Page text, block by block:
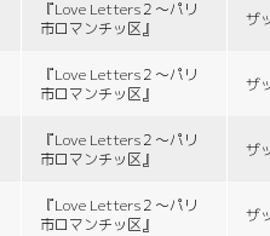
『Love Letters２〜パリ
市ロマンチッ区』
ザ
『Love Letters２〜パリ
市ロマンチッ区』
ザ
『Love Letters２〜パリ
市ロマンチッ区』
ザ
『Love Letters２〜パリ
市ロマンチッ区』
ザ